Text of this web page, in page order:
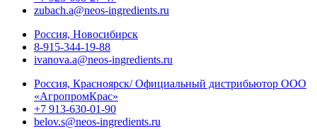
zubach.a@neos-ingredients.ru
Россия, Новосибирск
8-915-344-19-88
ivanova.a@neos-ingredients.ru
Россия, Красноярск/ Официальный дистрибьютор ООО
«АгропромКрас»
+7 913-630-01-90
belov.s@neos-ingredients.ru